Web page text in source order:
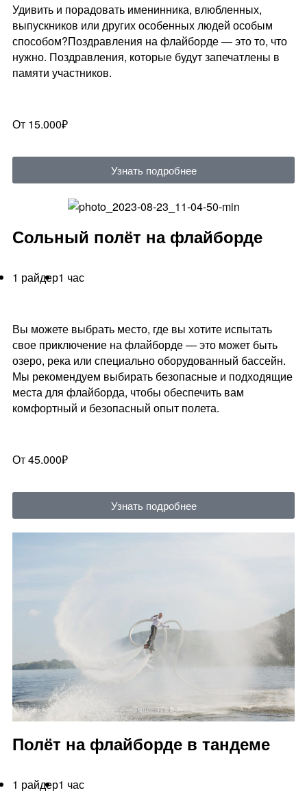
Удивить и порадовать именинника, влюбленных,
выпускников или других особенных людей особым
способом?Поздравления на флайборде — это то, что
нужно. Поздравления, которые будут запечатлены в
памяти участников.
От 15.000₽
Узнать подробнее
Сольный полёт на флайборде
1 райдер1 час
Вы можете выбрать место, где вы хотите испытать
свое приключение на флайборде — это может быть
озеро, река или специально оборудованный бассейн.
Мы рекомендуем выбирать безопасные и подходящие
места для флайборда, чтобы обеспечить вам
комфортный и безопасный опыт полета.
От 45.000₽
Узнать подробнее
Полёт на флайборде в тандеме
1 райдер1 час